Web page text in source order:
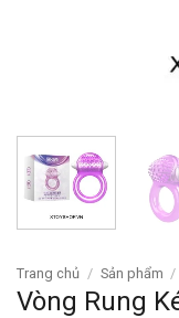
Trang chủ / Sản phẩm /
Vòng Rung